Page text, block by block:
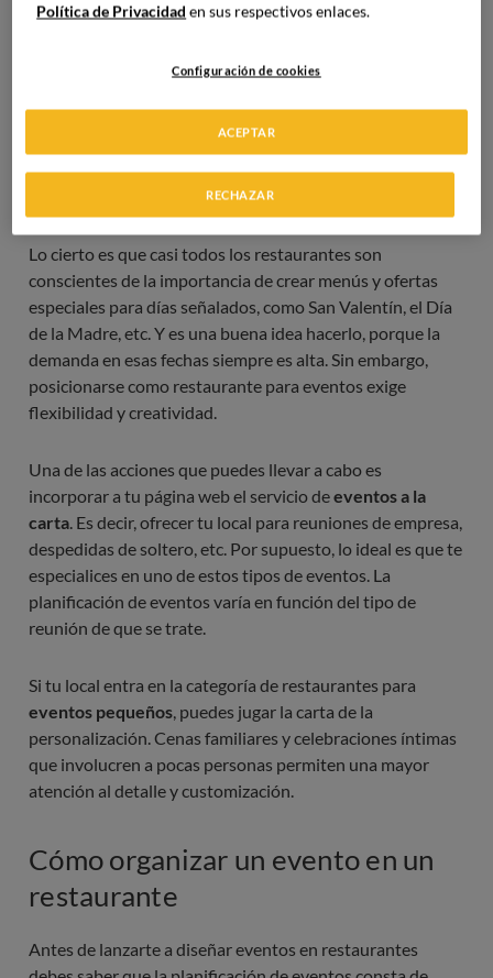
Tipos de eventos a celebrar en
Lo cierto es que casi todos los restaurantes son
conscientes de la importancia de crear menús y ofertas
especiales para días señalados, como San Valentín, el Día
de la Madre, etc. Y es una buena idea hacerlo, porque la
demanda en esas fechas siempre es alta. Sin embargo,
posicionarse como restaurante para eventos exige
flexibilidad y creatividad.
Una de las acciones que puedes llevar a cabo es
incorporar a tu página web el servicio deeventos a la
carta. Es decir, ofrecer tu local para reuniones de empresa,
despedidas de soltero, etc. Por supuesto, lo ideal es que te
especialices en uno de estos tipos de eventos. La
planificación de eventos varía en función del tipo de
reunión de que se trate.
Si tu local entra en la categoría de restaurantes para
eventos pequeños, puedes jugar la carta de la
personalización. Cenas familiares y celebraciones íntimas
que involucren a pocas personas permiten una mayor
atención al detalle y customización.
Cómo organizar un evento en un
restaurante
Antes de lanzarte a diseñar eventos en restaurantes
Política de Privacidad en sus respectivos enlaces.
Configuración de cookies
RECHAZAR
ACEPTAR